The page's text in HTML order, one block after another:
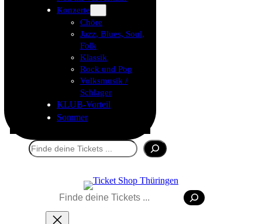
Konzerte
Chöre
Jazz, Blues, Soul,
Folk
Klassik
Rock und Pop
Volksmusik /
Schlager
KLUB-Vorteil
Sommer
Suchen
Suchen